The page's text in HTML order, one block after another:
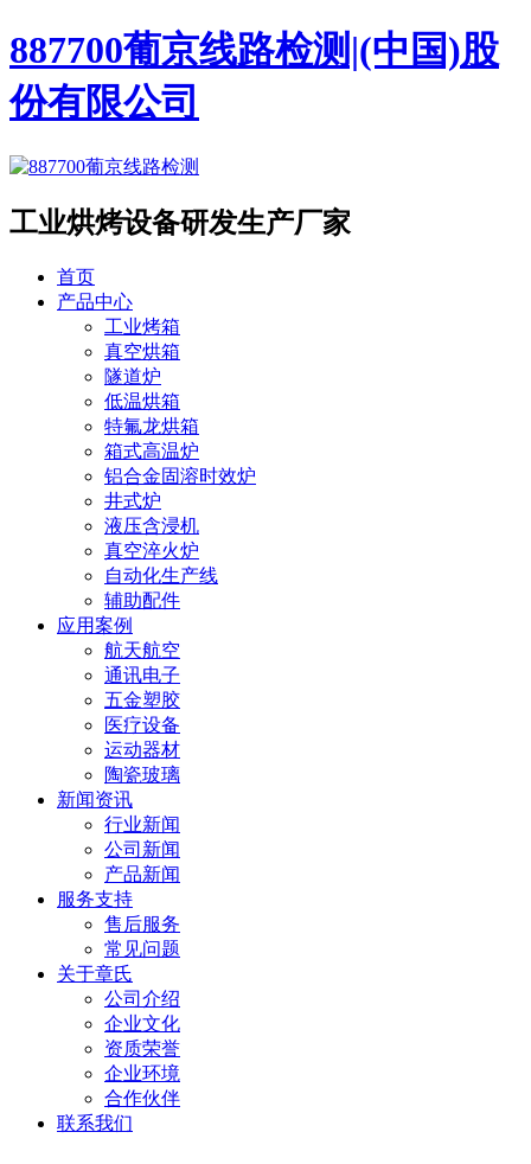
887700葡京线路检测|(中国)股
份有限公司
工业烘烤设备研发生产厂家
首页
产品中心
工业烤箱
真空烘箱
隧道炉
低温烘箱
特氟龙烘箱
箱式高温炉
铝合金固溶时效炉
井式炉
液压含浸机
真空淬火炉
自动化生产线
辅助配件
应用案例
航天航空
通讯电子
五金塑胶
医疗设备
运动器材
陶瓷玻璃
新闻资讯
行业新闻
公司新闻
产品新闻
服务支持
售后服务
常见问题
关于章氏
公司介绍
企业文化
资质荣誉
企业环境
合作伙伴
联系我们